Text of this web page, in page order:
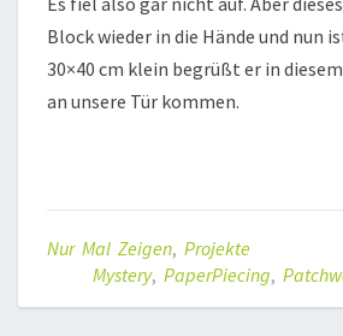
Block wieder in die Hände und nun
30×40 cm klein begrüßt er in
an unsere Tür kommen.
Nur Mal Zeigen, Projekte
Mystery, PaperPiecing,